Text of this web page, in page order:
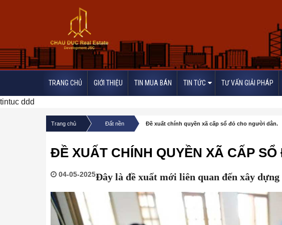
TRANG CHỦ GIỚI THIỆU TIN MUA BÁN TIN TỨC TƯ VẤN GIẢI PHÁP
tintuc ddd
Trang chủ
Đất nền
Đề xuất chính quyền xã cấp sổ đỏ cho người dân.
ĐỀ XUẤT CHÍNH QUYỀN XÃ CẤP
04-05-2025Đây là đề xuất mới liên quan đến xây